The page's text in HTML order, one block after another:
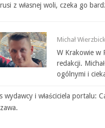
z własnej woli, czeka go
Michał
W Krakowie w
redakcji.
ogólnymi i
wydawcy i właściciela portalu: